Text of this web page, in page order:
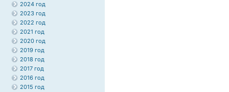
2024 год
2023 год
2022 год
2021 год
2020 год
2019 год
2018 год
2017 год
2016 год
2015 год